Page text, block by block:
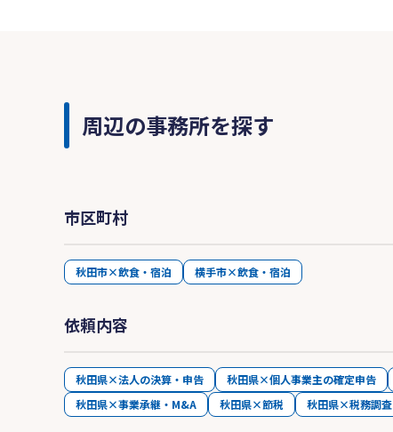
周辺の事務所を探す
市区町村
秋田市×飲食・宿泊 横手市×飲食・宿泊
依頼内容
秋田県×法人の決算・申告 秋田県×個人事業主の確定申告
秋田県×事業承継・M&A
秋田県×節税 秋田県×税務調査